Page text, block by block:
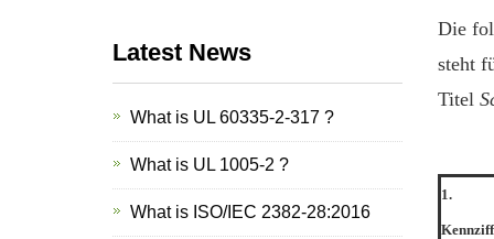
Die
steht
Titel
1.
Latest News
What is UL 60335-2-317 ?
What is UL 1005-2 ?
What is ISO/IEC 2382-28:2016